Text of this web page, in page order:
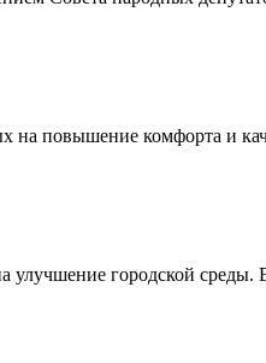
на повышение комфорта и
улучшение городской